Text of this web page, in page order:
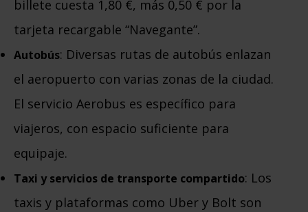
billete cuesta 1,80 €, más 0,50 € por la
tarjeta recargable “Navegante”.
Autobús: Diversas rutas de autobús enlazan
el aeropuerto con varias zonas de la ciudad.
El servicio Aerobus es específico para
viajeros, con espacio suficiente para
equipaje.
Taxi y servicios de transporte compartido: Los
taxis y plataformas como Uber y Bolt son